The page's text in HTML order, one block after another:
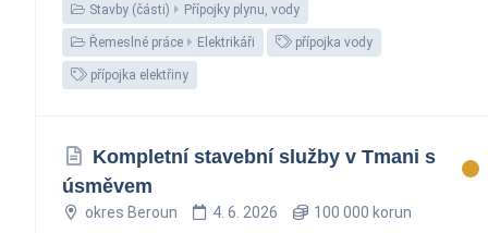
Stavby (části) Přípojky plynu, vody
Řemeslné práce Elektrikáři přípojka vody
přípojka elektřiny
Kompletní stavební služby v Tmani s
úsměvem
okres Beroun 4. 6. 2026 100 000 korun